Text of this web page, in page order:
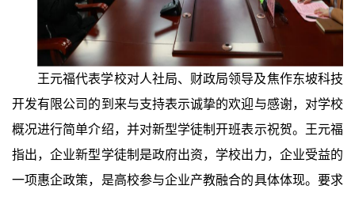
王元福代表学校对人社局、财政局领导及焦作东坡科技
开发有限公司的到来与支持表示诚挚的欢迎与感谢，对学校
概况进行简单介绍，并对新型学徒制开班表示祝贺。王元福
指出，企业新型学徒制是政府出资，学校出力，企业受益的
一项惠企政策，是高校参与企业产教融合的具体体现。要求